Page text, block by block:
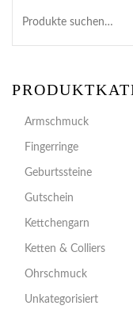
Armschmuck
Fingerringe
Geburtssteine
Gutschein
Kettchengarn
Ketten & Colliers
Ohrschmuck
Unkategorisiert